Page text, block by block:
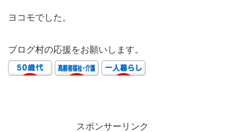
ヨコモでした。
ブログ村の応援をお願いします。
スポンサーリンク